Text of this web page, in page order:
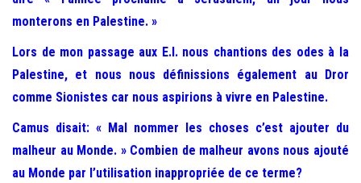
monterons en Palestine. »
Lors de mon passage aux E.I. nous chantions des odes à la
Palestine, et nous nous définissions également au Dror
comme Sionistes car nous aspirions à vivre en Palestine.
Camus disait: « Mal nommer les choses c’est ajouter du
malheur au Monde. » Combien de malheur avons nous ajouté
au Monde par l’utilisation inappropriée de ce terme?